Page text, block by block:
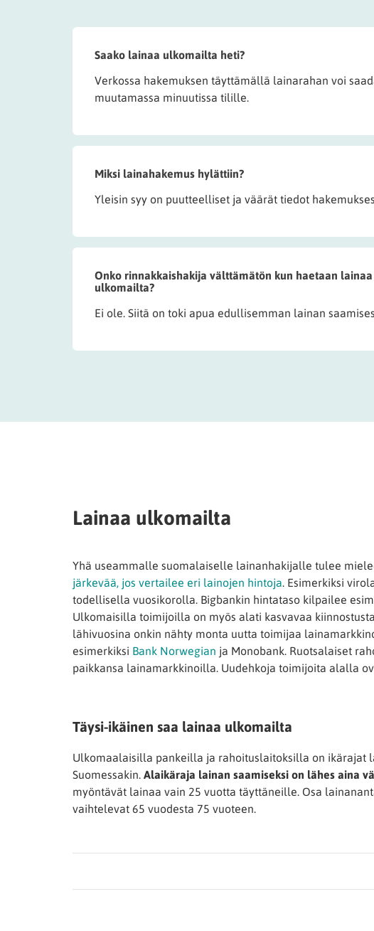
Saako lainaa ulkomailta heti?
Verkossa hakemuksen täyttämällä lainarahan voi
muutamassa minuutissa tilille.
Miksi lainahakemus hylättiin?
Yleisin syy on puutteelliset ja väärät tiedot
Onko rinnakkaishakija välttämätön kun haetaan lainaa
ulkomailta?
Ei ole. Siitä on toki apua edullisemman lainan
Lainaa ulkomailta
Yhä useammalle suomalaiselle lainanhakijalle tulee
järkevää, jos vertailee eri lainojen hintoja. Esimerkiksi
todellisella vuosikorolla. Bigbankin hintataso kilpailee
Ulkomaisilla toimijoilla on myös alati kasvavaa
lähivuosina onkin nähty monta uutta toimijaa
esimerkiksi Bank Norwegian ja Monobank. Ruotsalaiset
paikkansa lainamarkkinoilla. Uudehkoja toimijoita alalla
Täysi-ikäinen saa lainaa ulkomailta
Ulkomaalaisilla pankeilla ja rahoituslaitoksilla on ikärajat
Suomessakin. Alaikäraja lainan saamiseksi on lähes aina
myöntävät lainaa vain 25 vuotta täyttäneille. Osa
vaihtelevat 65 vuodesta 75 vuoteen.